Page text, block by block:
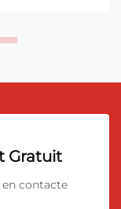
Gratuit
en contacte